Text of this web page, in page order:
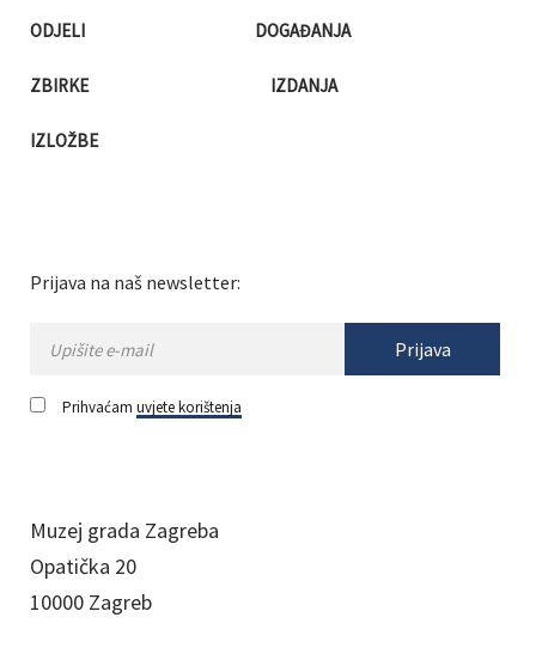
ODJELI
ZBIRKE
IZLOŽBE
DOGAĐANJA
IZDANJA
Prijava na naš newsletter:
Prijava
Prihvaćam uvjete korištenja
Muzej grada Zagreba
Opatička 20
10000 Zagreb